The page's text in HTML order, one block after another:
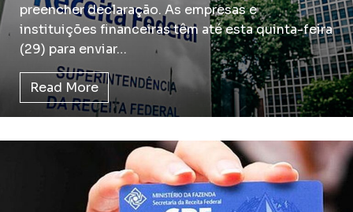
preencher declaração. As empresas e
instituições financeiras têm até esta quinta-feira
(29) para enviar…
Read More